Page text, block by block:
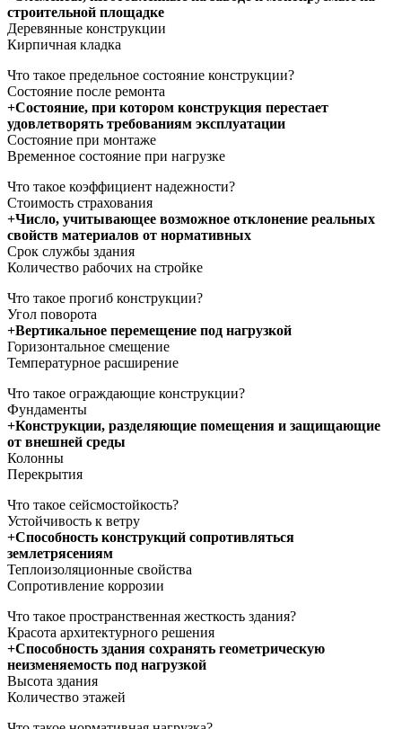
строительной площадке
Деревянные конструкции
Кирпичная кладка
Что такое предельное состояние конструкции?
Состояние после ремонта
+Состояние, при котором конструкция перестает
удовлетворять требованиям эксплуатации
Состояние при монтаже
Временное состояние при нагрузке
Что такое коэффициент надежности?
Стоимость страхования
+Число, учитывающее возможное отклонение реальных
свойств материалов от нормативных
Срок службы здания
Количество рабочих на стройке
Что такое прогиб конструкции?
Угол поворота
+Вертикальное перемещение под нагрузкой
Горизонтальное смещение
Температурное расширение
Что такое ограждающие конструкции?
Фундаменты
+Конструкции, разделяющие помещения и защищающие
от внешней среды
Колонны
Перекрытия
Что такое сейсмостойкость?
Устойчивость к ветру
+Способность конструкций сопротивляться
землетрясениям
Теплоизоляционные свойства
Сопротивление коррозии
Что такое пространственная жесткость здания?
Красота архитектурного решения
+Способность здания сохранять геометрическую
неизменяемость под нагрузкой
Высота здания
Количество этажей